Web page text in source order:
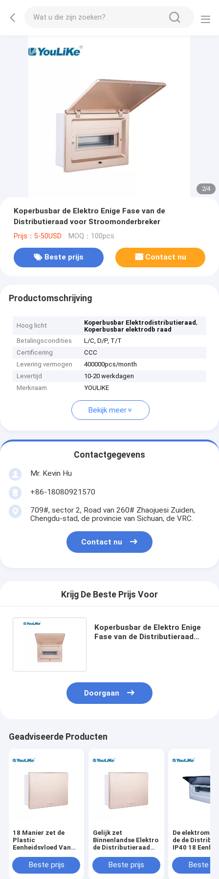
2/4
Koperbusbar de Elektro Enige Fase van de
Distributieraad voor Stroomonderbreker
Prijs：5-50USD MOQ：100pcs
Beste prijs Contact nu
Productomschrijving
Hoog licht Koperbusbar Elektrodistributieraad,
Koperbusbar elektrodb raad
Betalingscondities
L/C, D/P, T/T
Certificering
CCC
Levering vermogen
400000pcs/month
Levertijd
10-20 werkdagen
Merknaam
YOULIKE
Bekijk meer
Contactgegevens
Mr. Kevin Hu
+86-18080921570
709#, sector 2, Road van 260# Zhaojuesi Zuiden,
Chengdu-stad, de provincie van Sichuan, de VRC.
Contact nu
Krijg De Beste Prijs Voor
Koperbusbar de Elektro Enige
Fase van de Distributieraad
Doorgaan
Geadviseerde Producten
18 Manier zet de
Plastic
Eenheidsvloed Van
de Distributieraad op
van de Doos
Beste prijs
Gelijk zet
Binnenlandse Elektro
de Distributieraad
Dekking opBeste prijs
De
de de
IP40 18
de consument
Beste